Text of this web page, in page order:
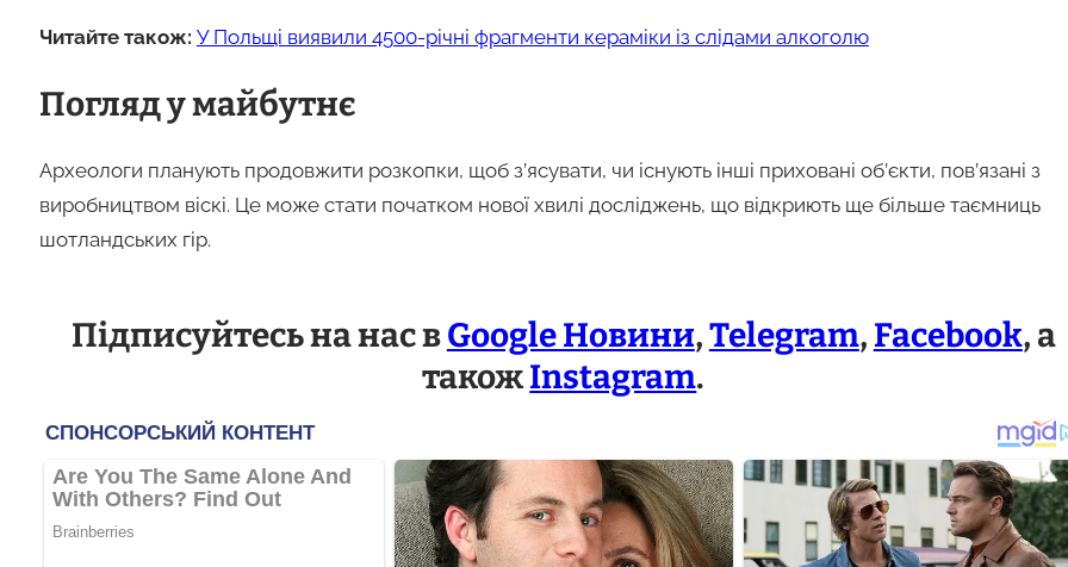
Читайте також: У Польщі виявили 4500-річні фрагменти кераміки із слідами алкоголю
Погляд у майбутнє
Археологи планують продовжити розкопки, щоб з’ясувати, чи існують інші приховані об’єкти, пов’язані з
виробництвом віскі. Це може стати початком нової хвилі досліджень, що відкриють ще більше таємниць
шотландських гір.
Підписуйтесь на нас вGoogle Новини,Telegram, Facebook, а
такожInstagram.